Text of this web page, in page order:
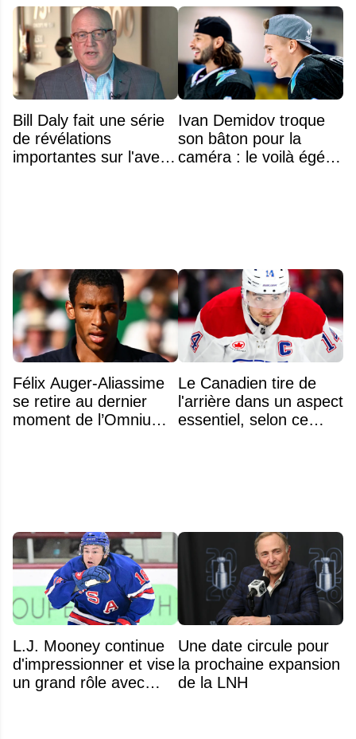
Bill Daly fait une série
de révélations
importantes sur l'avenir
Ivan Demidov troque
son bâton pour la
caméra : le voilà égérie
Félix Auger-Aliassime
se retire au dernier
moment de l’Omnium
Le Canadien tire de
l'arrière dans un aspect
essentiel, selon ce
L.J. Mooney continue
d'impressionner et vise
un grand rôle avec
Une date circule pour
la prochaine expansion
de la LNH